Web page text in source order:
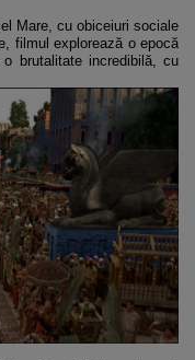
Mare, cu obiceiuri sociale
filmul explorează o epocă
brutalitate incredibilă, cu